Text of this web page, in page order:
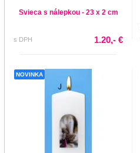
Svieca s nálepkou - 23 x 2 cm
s DPH 1.20,- €
NOVINKA